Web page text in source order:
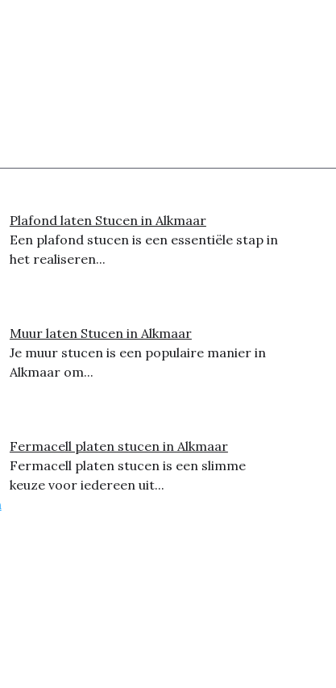
Plafond laten Stucen in Alkmaar
Een plafond stucen is een essentiële stap in
het realiseren...
Muur laten Stucen in Alkmaar
Je muur stucen is een populaire manier in
Alkmaar om...
Fermacell platen stucen in Alkmaar
Fermacell platen stucen is een slimme
keuze voor iedereen uit...